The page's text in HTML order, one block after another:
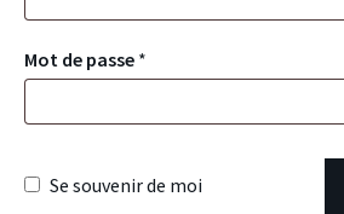
Mot de passe *
Se souvenir de moi